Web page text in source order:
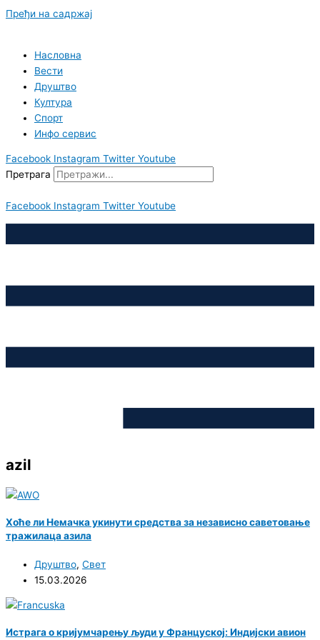
Пређи на садржај
Насловна
Вести
Друштво
Култура
Спорт
Инфо сервис
Facebook Instagram Twitter Youtube
Претрага
Facebook Instagram Twitter Youtube
azil
Хоће ли Немачка укинути средства за независно саветовање
тражилаца азила
Друштво, Свет
15.03.2026
Истрага о кријумчарењу људи у Француској: Индијски авион